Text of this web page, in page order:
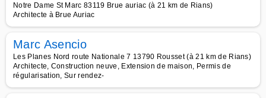
Notre Dame St Marc 83119 Brue auriac (à 21 km de Rians)
Architecte à Brue Auriac
Marc Asencio
Les Planes Nord route Nationale 7 13790 Rousset (à 21 km de Rians)
Architecte, Construction neuve, Extension de maison, Permis de
régularisation, Sur rendez-